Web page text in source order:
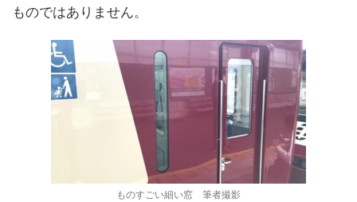
ものではありません。
ものすごい細い窓 筆者撮影